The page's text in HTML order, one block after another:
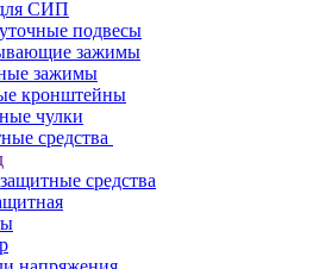
СИП
подвесы
зажимы
зажимы
кронштейны
чулки
средства
средства